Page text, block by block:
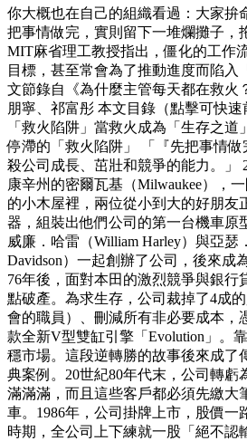
你大概也在自己的組織看過：大家拚
把事情做完，實則留下一堆爛攤子，
MIT麻省理工教授指出，僵化的工作
目標，甚至常會為了推動進度而陷入
文節錄自《為什麼主管每天都在救火
朋寧、祁富彤 本文目錄（點擊可快
「救火陷阱」當救火成為「生存之
停滯的「救火陷阱」 「『先把事情
殺公司成長、茁壯和競爭的能力。」
康辛州的密爾瓦基（Milwaukee），
的小木屋裡，兩位從小到大的好朋友
器，組裝出他們公司的第一台機車原
威廉．哈雷（William Harley）與亞瑟
Davidson）一起創辦了公司，後來成
76年後，面對本田的激烈競爭與銀行
點破產。為求生存，公司裁掉了4成
會的職員）、刪減所有非必要成本，
款全新V型雙缸引擎「Evolution」。
穩市場。這段逆轉勝的故事後來成了
典案例。20世紀80年代末，公司轉虧
滿滿滿，而且這些客戶都必須先繳大
車。1986年，公司掛牌上市，股價一
時期，全公司上下練就一股「絕不認